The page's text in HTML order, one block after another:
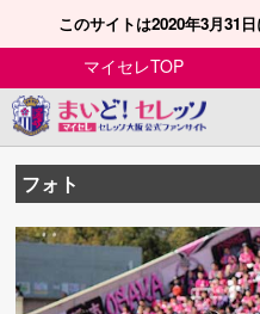
このサイトは2020年3月31
マイセレTOP
フォト